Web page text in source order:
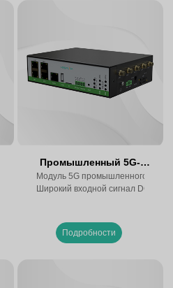
Промышленный 5G-
маршрутизатор SR800
Модуль 5G промышленного
Широкий входной сигнал DC
Подробности